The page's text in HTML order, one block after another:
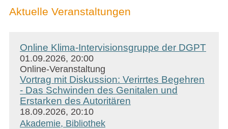
Aktuelle Veranstaltungen
Online Klima-Intervisionsgruppe der DGPT
01.09.2026, 20:00
Online-Veranstaltung
Vortrag mit Diskussion: Verirrtes Begehren
- Das Schwinden des Genitalen und
Erstarken des Autoritären
18.09.2026, 20:10
Akademie, Bibliothek